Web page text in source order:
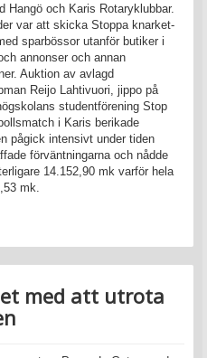
Hangö och Karis Rotaryklubbar.
var att skicka Stoppa knarket-
sparbössor utanför butiker i
annonser och annan
Auktion av avlagd
Reijo Lahtivuori, jippo på
studentförening Stop
i Karis berikade
pågick intensivt under tiden
förväntningarna och nådde
14.152,90 mk varför hela
mk.
med att utrota